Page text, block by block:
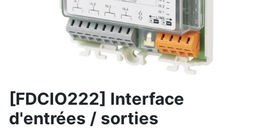
[FDCIO222] Interface
d'entrées / sorties